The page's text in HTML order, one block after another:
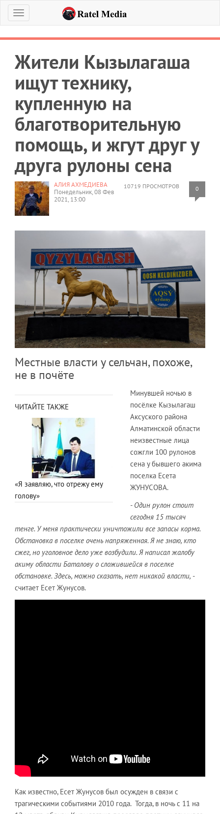
Меню
Жители Кызылагаша
ищут технику,
купленную на
благотворительную
помощь, и жгут друг у
друга рулоны сена
10719 ПРОСМОТРОВ 0
АЛИЯ АХМЕДИЕВА
Понедельник, 08 Фев
2021, 13:00
Местные власти у сельчан, похоже,
не в почёте
ЧИТАЙТЕ ТАКЖЕ
«Я заявляю, что отрежу ему
голову»
Минувшей ночью в
посёлке Кызылагаш
Аксуского района
Алматинской области
неизвестные лица
сожгли 100 рулонов
сена у бывшего акима
поселка Есета
ЖУНУСОВА.
- Один рулон стоит
сегодня 15 тысяч
тенге. У меня практически уничтожили все запасы корма.
Обстановка в поселке очень напряженная. Я не знаю, кто
сжег, но уголовное дело уже возбудили. Я написал жалобу
акиму области Баталову о сложившейся в поселке
обстановке. Здесь, можно сказать, нет никакой власти, -
считает Есет Жунусов.
Как известно, Есет Жунусов был осужден в связи с
трагическими событиями 2010 года. Тогда, в ночь с 11 на